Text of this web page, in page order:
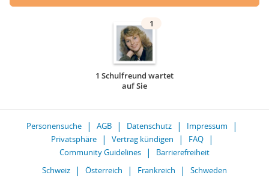
1
1 Schulfreund wartet
auf Sie
Personensuche AGB Datenschutz
Impressum
Privatsphäre
Vertrag kündigen
FAQ
Community Guidelines
Barrierefreiheit
Schweiz
Österreich Frankreich Schweden